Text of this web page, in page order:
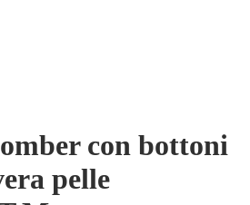
con bottoni
pelle